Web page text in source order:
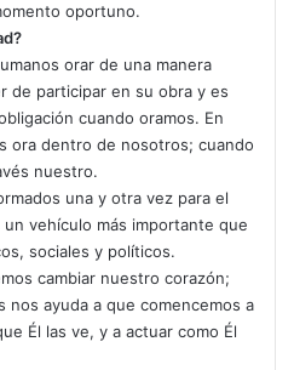
oportuno.
orar de una ma­nera
de participar en su obra y es
cuando oramos. En
ora dentro de nosotros; cuando
nues­tro.
una y otra vez para el
vehículo más importante que
sociales y políticos.
cambiar nuestro corazón;
nos ayuda a que comencemos a
Él las ve, y a actuar como Él